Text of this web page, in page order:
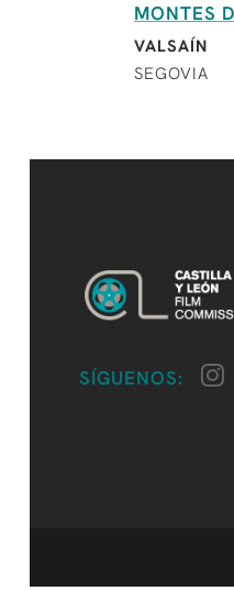
MONTES
VALSAÍN
SEGOVIA
SÍGUENOS: